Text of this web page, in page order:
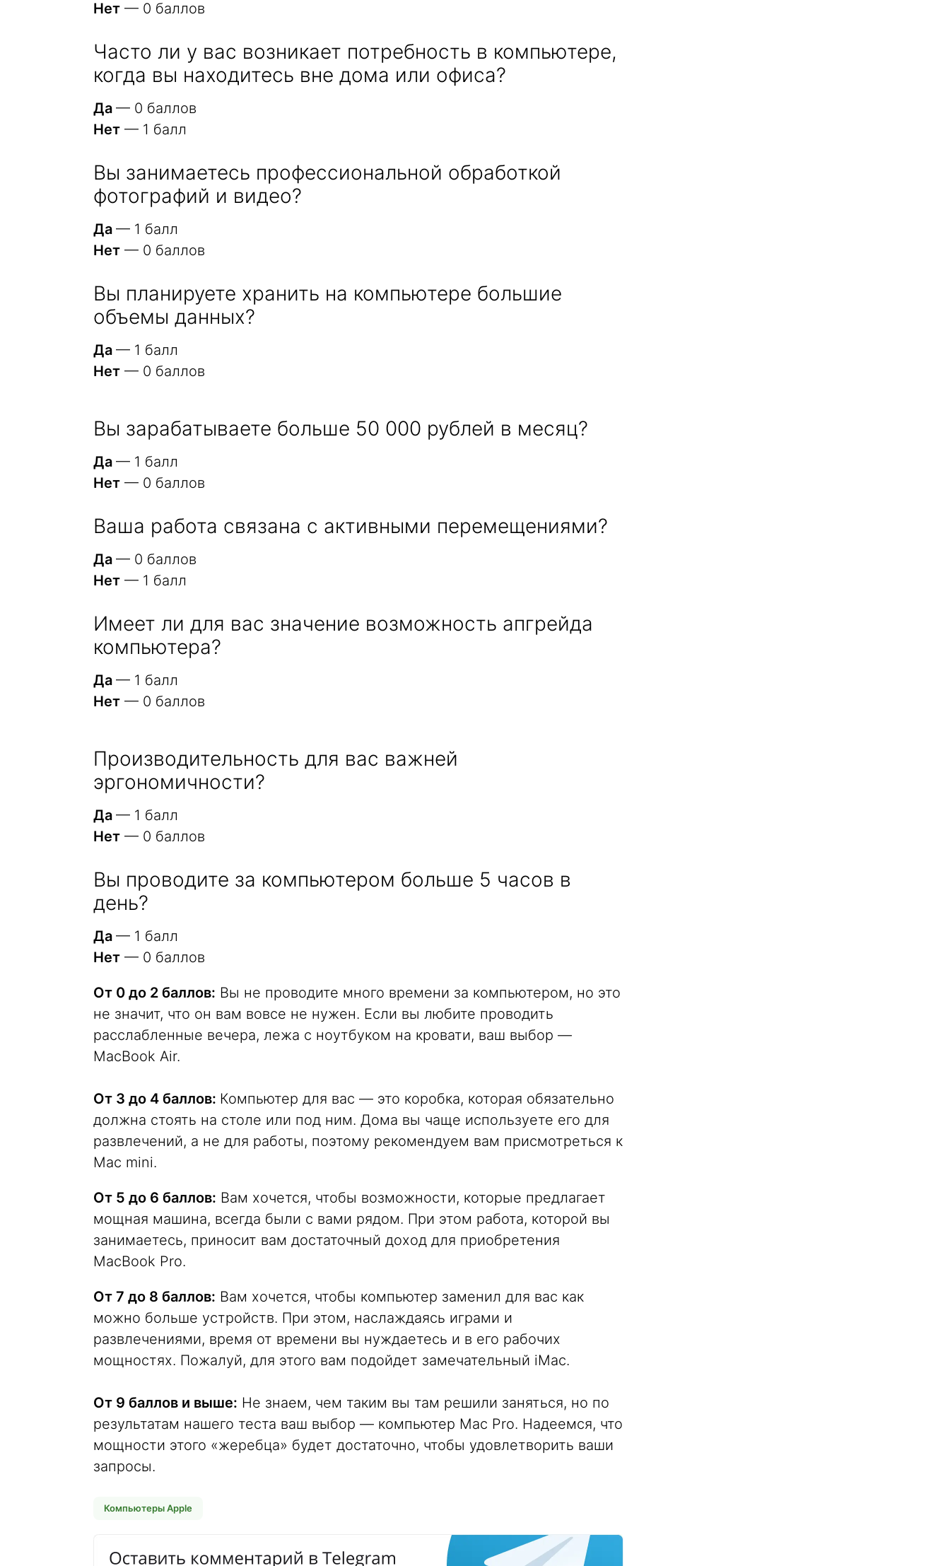
Нет — 0 баллов
Часто ли у вас возникает потребность в компьютере,
когда вы находитесь вне дома или офиса?
Да — 0 баллов
Нет — 1 балл
Вы занимаетесь профессиональной обработкой
фотографий и видео?
Да — 1 балл
Нет — 0 баллов
Вы планируете хранить на компьютере большие
объемы данных?
Да — 1 балл
Нет — 0 баллов
Вы зарабатываете больше 50 000 рублей в месяц?
Да — 1 балл
Нет — 0 баллов
Ваша работа связана с активными перемещениями?
Да — 0 баллов
Нет — 1 балл
Имеет ли для вас значение возможность апгрейда
компьютера?
Да — 1 балл
Нет — 0 баллов
Производительность для вас важней
эргономичности?
Да — 1 балл
Нет — 0 баллов
Вы проводите за компьютером больше 5 часов в
день?
Да — 1 балл
Нет — 0 баллов
От 0 до 2 баллов: Вы не проводите много времени за компьютером, но это
не значит, что он вам вовсе не нужен. Если вы любите проводить
расслабленные вечера, лежа с ноутбуком на кровати, ваш выбор —
MacBook Air.
От 3 до 4 баллов: Компьютер для вас — это коробка, которая обязательно
должна стоять на столе или под ним. Дома вы чаще используете его для
развлечений, а не для работы, поэтому рекомендуем вам присмотреться к
Mac mini.
От 5 до 6 баллов: Вам хочется, чтобы возможности, которые предлагает
мощная машина, всегда были с вами рядом. При этом работа, которой вы
занимаетесь, приносит вам достаточный доход для приобретения
MacBook Pro.
От 7 до 8 баллов: Вам хочется, чтобы компьютер заменил для вас как
можно больше устройств. При этом, наслаждаясь играми и
развлечениями, время от времени вы нуждаетесь и в его рабочих
мощностях. Пожалуй, для этого вам подойдет замечательный iMac.
От 9 баллов и выше: Не знаем, чем таким вы там решили заняться, но по
результатам нашего теста ваш выбор — компьютер Mac Pro. Надеемся, что
мощности этого «жеребца» будет достаточно, чтобы удовлетворить ваши
запросы.
Компьютеры Apple